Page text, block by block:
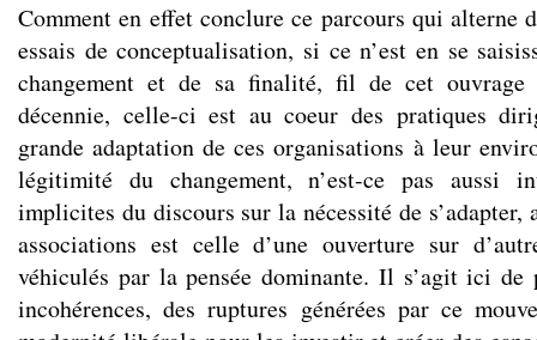
Comment en effet conclure ce parcours qui alterne
essais de conceptualisation, si ce n’est en se
changement et de sa finalité, fil de cet ouvrage
décennie, celle-ci est au coeur des pratiques
grande adaptation de ces organisations à leur
légitimité du changement, n’est-ce pas aussi
implicites du discours sur la nécessité de s’adapter,
associations est celle d’une ouverture sur
véhiculés par la pensée dominante. Il s’agit ici de
incohérences, des ruptures générées par ce